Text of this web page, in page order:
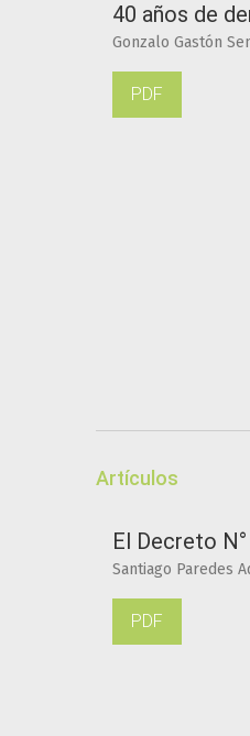
40 años de
Gonzalo Gastón
PDF
Artículos
El Decreto
Santiago Paredes
PDF